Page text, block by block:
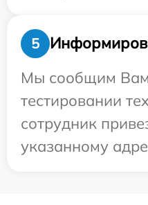
5
Мы сообщим
тестировании
сотрудник
указанному